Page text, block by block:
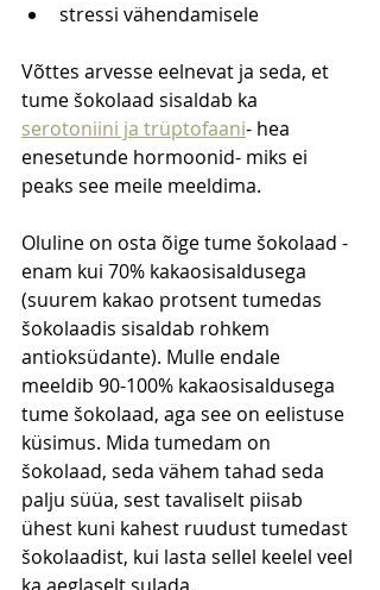
stressi vähendamisele
Võttes arvesse eelnevat ja seda, et
tume šokolaad sisaldab ka
serotoniini ja trüptofaani- hea
enesetunde hormoonid- miks ei
peaks see meile meeldima.
Oluline on osta õige tume šokolaad -
enam kui 70% kakaosisaldusega
(suurem kakao protsent tumedas
šokolaadis sisaldab rohkem
antioksüdante). Mulle endale
meeldib 90-100% kakaosisaldusega
tume šokolaad, aga see on eelistuse
küsimus. Mida tumedam on
šokolaad, seda vähem tahad seda
palju süüa, sest tavaliselt piisab
ühest kuni kahest ruudust tumedast
šokolaadist, kui lasta sellel keelel veel